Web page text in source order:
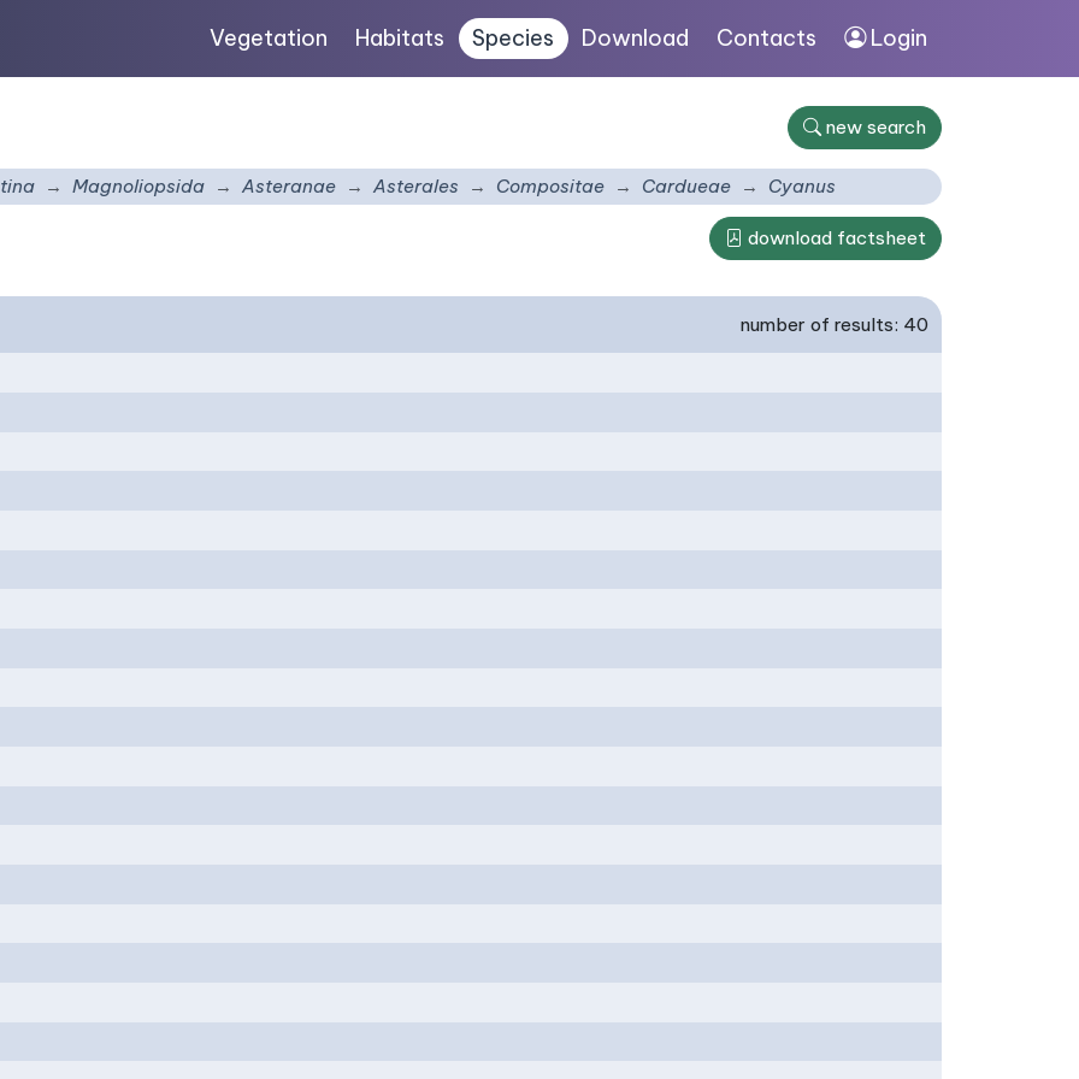
Vegetation Habitats Species Download Contacts Login
new search
Magnoliopsida Asteranae Asterales Compositae Cardueae Cyanus
download factsheet
number of results: 40